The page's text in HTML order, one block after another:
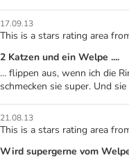
17.09.13
This is a stars rating area
2 Katzen und ein Welpe ....
... flippen aus, wenn ich die
schmecken sie super. Und
21.08.13
This is a stars rating area
Wird supergerne vom